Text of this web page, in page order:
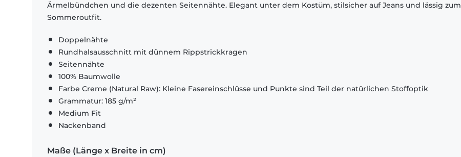
Ärmelbündchen und die dezenten Seitennähte. Elegant unter dem Kostüm, stilsicher auf Jeans und lässig zum
Sommeroutfit.
Doppelnähte
Rundhalsausschnitt mit dünnem Rippstrickkragen
Seitennähte
100% Baumwolle
Farbe Creme (Natural Raw): Kleine Fasereinschlüsse und Punkte sind Teil der natürlichen Stoffoptik
Grammatur: 185 g/m²
Medium Fit
Nackenband
Maße (Länge x Breite in cm)